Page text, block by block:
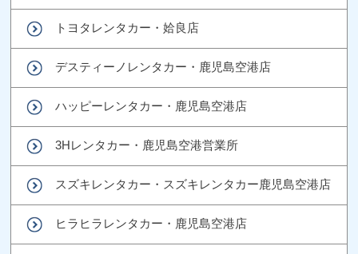
トヨタレンタカー・姶良店
デスティーノレンタカー・鹿児島空港店
ハッピーレンタカー・鹿児島空港店
3Hレンタカー・鹿児島空港営業所
スズキレンタカー・スズキレンタカー鹿児島空港店
ヒラヒラレンタカー・鹿児島空港店